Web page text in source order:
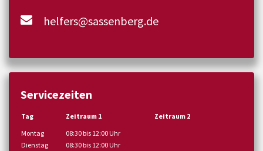
helfers@sassenberg.de
Servicezeiten
Tag Zeitraum 1
Zeitraum 2
Montag
08:30 bis 12:00 Uhr
Dienstag
08:30 bis 12:00 Uhr